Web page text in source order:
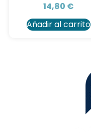
14,80 €
Añadir al carrito